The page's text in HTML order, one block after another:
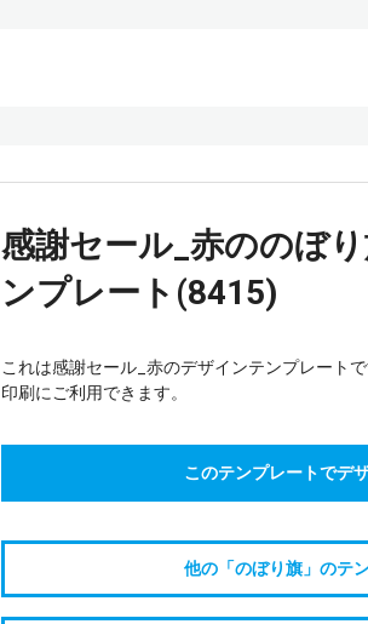
感謝セール_赤ののぼ
ンプレート(8415)
これは感謝セール_赤のデザインテンプレート
印刷にご利用できます。
このテンプレートでデ
他の「のぼり旗」のテ